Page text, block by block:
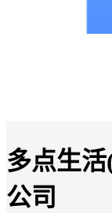
多点生
公司